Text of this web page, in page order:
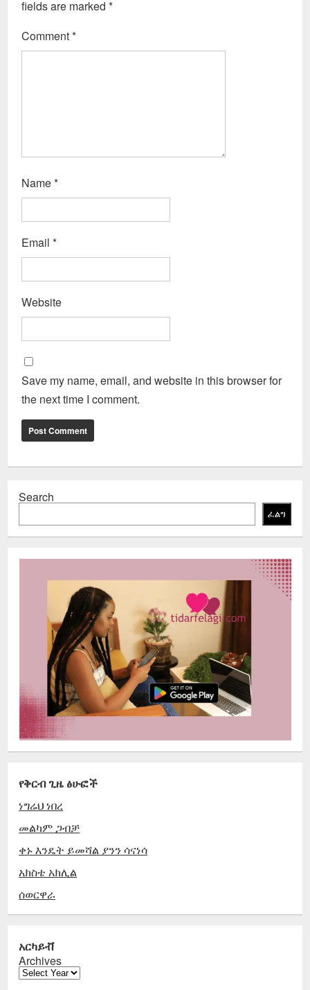
fields are marked*
Comment*
Name*
Email*
Website
Save my name, email, and website in this browser for
the next time I comment.
Search
ፈልግ
የቅርብ ጊዜ ፅሁፎች
ነግሬህ ነበረ
መልካም ጋብቻ
ቀኑ እንዴት ይመሻል ያንን ሳናነሳ
አክስቴ አክሊል
ሰወርዋራ
አርካይቭ
Archives